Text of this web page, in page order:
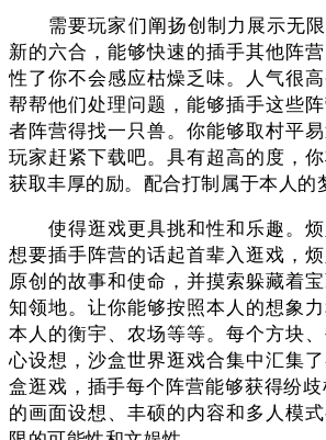
需要玩家们阐扬创制力展示无限
新的六合，能够快速的插手其他阵
性了你不会感应枯燥乏味。人气很高
帮帮他们处理问题，能够插手这些
者阵营得找一只兽。你能够取村平
玩家赶紧下载吧。具有超高的度，
获取丰厚的励。配合打制属于本人的
使得逛戏更具挑和性和乐趣。烦
想要插手阵营的话起首辈入逛戏，
原创的故事和使命，并摸索躲藏着
知领地。让你能够按照本人的想象
本人的衡宇、农场等等。每个方块
心设想，沙盒世界逛戏合集中汇集
盒逛戏，插手每个阵营能够获得纷
的画面设想、丰硕的内容和多人模